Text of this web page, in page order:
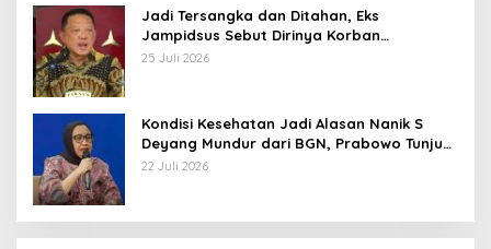
Jadi Tersangka dan Ditahan, Eks
Jampidsus Sebut Dirinya Korban
Kriminalisasi
25 Juli 2026
Kondisi Kesehatan Jadi Alasan Nanik S
Deyang Mundur dari BGN, Prabowo Tunjuk
Wamentan Sudaryono
22 Juli 2026